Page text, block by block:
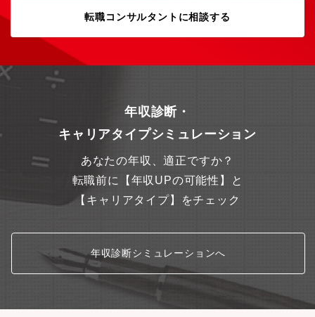
にプロパティマネジメント事業を展開している業界のリーディン
体制を構築しています。
転職コンサルタントに相談する
年収診断・
キャリアタイプシミュレーション
あなたの年収、適正ですか？
転職前に【年収UPの可能性】と
【キャリアタイプ】をチェック
年収診断シミュレーションへ